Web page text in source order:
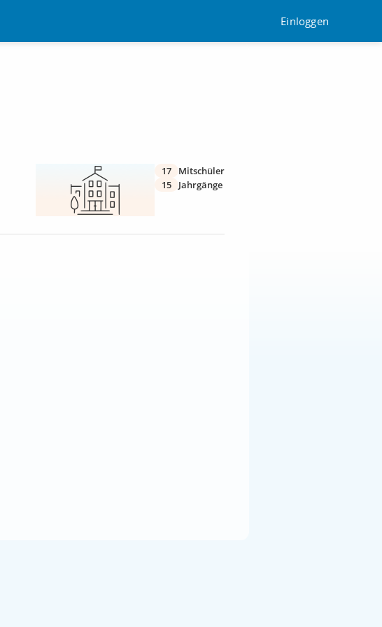
Einloggen
17
Mitschüler
15
Jahrgänge